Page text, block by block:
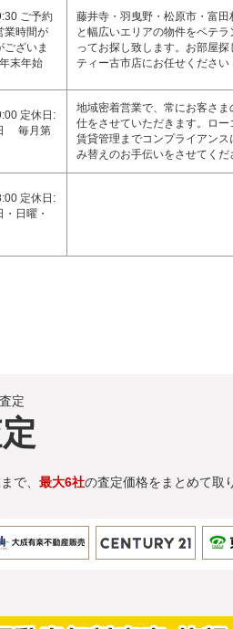
ご予約
業時間が
ございま
末年始
藤井寺・羽曳野・松原市・富
と幅広いエリアの物件をベテ
ってお探し致します。お部屋
ティー古市店にお任せください
定休日:
毎月第
地域密着営業で、常にお客さ
仕をさせていただきます。ロー
賃貸管理までコンプライアン
み替えのお手伝いをさせてくだ
定休日:
日曜・
定
で、 最大6社の査定価格をまとめて取